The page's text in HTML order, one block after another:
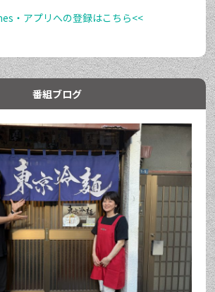
・アプリへの登録はこちら<<
番組ブログ